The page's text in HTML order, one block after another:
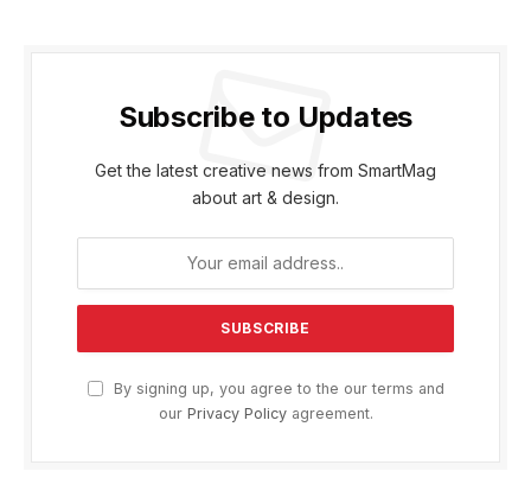
Subscribe to Updates
Get the latest creative news from SmartMag
about art & design.
By signing up, you agree to the our terms and
our Privacy Policyagreement.